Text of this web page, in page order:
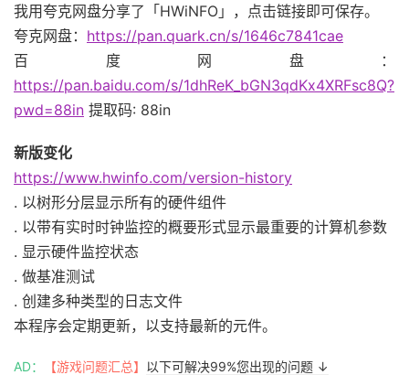
我用夸克网盘分享了「HWiNFO」，点击链接即可保存。
夸克网盘： https://pan.quark.cn/s/1646c7841cae
百度网盘：
https://pan.baidu.com/s/1dhReK_bGN3qdKx4XRFsc8Q?
pwd=88in 提取码: 88in
新版变化
https://www.hwinfo.com/version-history
. 以树形分层显示所有的硬件组件
. 以带有实时时钟监控的概要形式显示最重要的计算机参数
. 显示硬件监控状态
. 做基准测试
. 创建多种类型的日志文件
本程序会定期更新，以支持最新的元件。
AD： 【游戏问题汇总】 以下可解决99%您出现的问题 ↓